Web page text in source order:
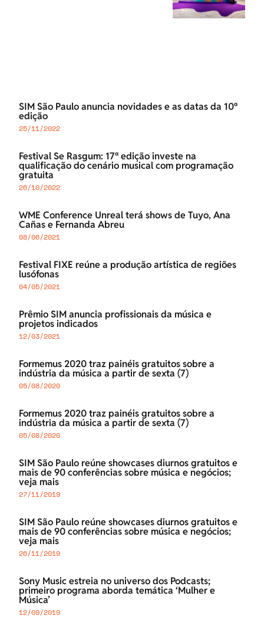
SIM São Paulo anuncia novidades e as datas da 10ª
edição
25/11/2022
Festival Se Rasgum: 17ª edição investe na
qualificação do cenário musical com programação
gratuita
26/10/2022
WME Conference Unreal terá shows de Tuyo, Ana
Cañas e Fernanda Abreu
08/06/2021
Festival FIXE reúne a produção artística de regiões
lusófonas
04/05/2021
Prêmio SIM anuncia profissionais da música e
projetos indicados
12/03/2021
Formemus 2020 traz painéis gratuitos sobre a
indústria da música a partir de sexta (7)
05/08/2020
Formemus 2020 traz painéis gratuitos sobre a
indústria da música a partir de sexta (7)
05/08/2020
SIM São Paulo reúne showcases diurnos gratuitos e
mais de 90 conferências sobre música e negócios;
veja mais
27/11/2019
SIM São Paulo reúne showcases diurnos gratuitos e
mais de 90 conferências sobre música e negócios;
veja mais
26/11/2019
Sony Music estreia no universo dos Podcasts;
primeiro programa aborda temática ‘Mulher e
Música’
12/09/2019